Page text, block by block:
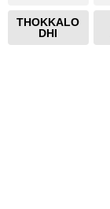
THOKKALO
DHI